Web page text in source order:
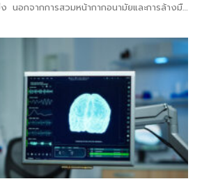
นอกจากการสวมหน้ากากอนามัยและการล้างมือ